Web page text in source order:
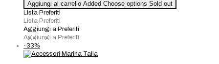
Bracciale
Strass
Chiuso
quantità
Aggiungi al carrello Added Choose options Sold out
Lista Preferiti
Lista Preferiti
Aggiungi a Preferiti
Aggiungi a Preferiti
-33%